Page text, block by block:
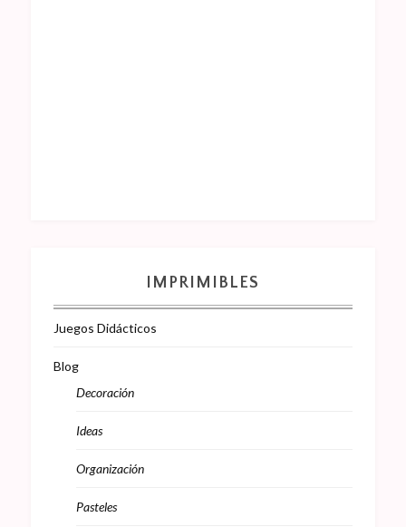
IMPRIMIBLES
Juegos Didácticos
Blog
Decoración
Ideas
Organización
Pasteles